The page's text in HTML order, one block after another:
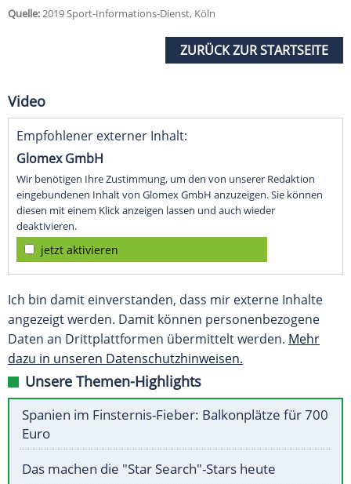
Quelle:2019 Sport-Informations-Dienst, Köln
ZURÜCK ZUR STARTSEITE
Video
Empfohlener externer Inhalt:
Glomex GmbH
Wir benötigen Ihre Zustimmung, um den von unserer Redaktion
eingebundenen Inhalt von Glomex GmbH anzuzeigen. Sie können
diesen mit einem Klick anzeigen lassen und auch wieder
deaktivieren.
jetzt aktivieren
Ich bin damit einverstanden, dass mir externe Inhalte
angezeigt werden. Damit können personenbezogene
Daten an Drittplattformen übermittelt werden. Mehr
dazu in unseren Datenschutzhinweisen.
Unsere Themen-Highlights
Spanien im Finsternis-Fieber: Balkonplätze für 700
Euro
Das machen die "Star Search"-Stars heute